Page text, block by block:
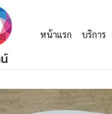
หน้าแรก บริการ